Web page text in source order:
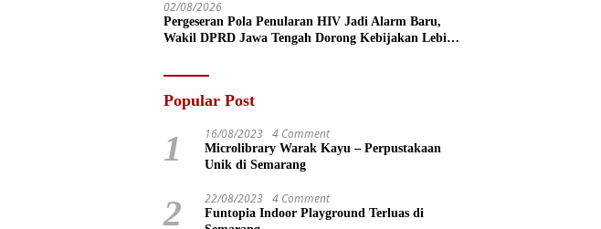
02/08/2026
Pergeseran Pola Penularan HIV Jadi Alarm Baru,
Wakil DPRD Jawa Tengah Dorong Kebijakan Lebih
Popular Post
1 16/08/2023 4 Comment
Microlibrary Warak Kayu – Perpustakaan
Unik di Semarang
2 22/08/2023 4 Comment
Funtopia Indoor Playground Terluas di